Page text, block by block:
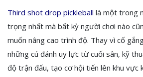
Third shot drop pickleball là một trong
trọng nhất mà bất kỳ người chơi nào
muốn nâng cao trình độ. Thay vì cố
những cú đánh uy lực từ cuối sân, kỹ
độ trận đấu, tạo cơ hội tiến lên khu vực